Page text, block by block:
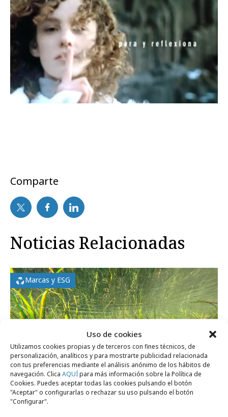
Uso de cookies
Utilizamos cookies propias y de terceros con fines técnicos, de
personalización, analíticos y para mostrarte publicidad relacionada
con tus preferencias mediante el análisis anónimo de los hábitos de
navegación. Clica AQUÍpara más información sobre la Política de
Cookies. Puedes aceptar todas las cookies pulsando el botón
"Aceptar" o configurarlas o rechazar su uso pulsando el botón
"Configurar".
Comparte
Noticias Relacionadas
Marcas y ESG